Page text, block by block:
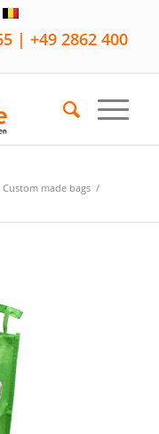
| +49 2862 400
Custom made bags /